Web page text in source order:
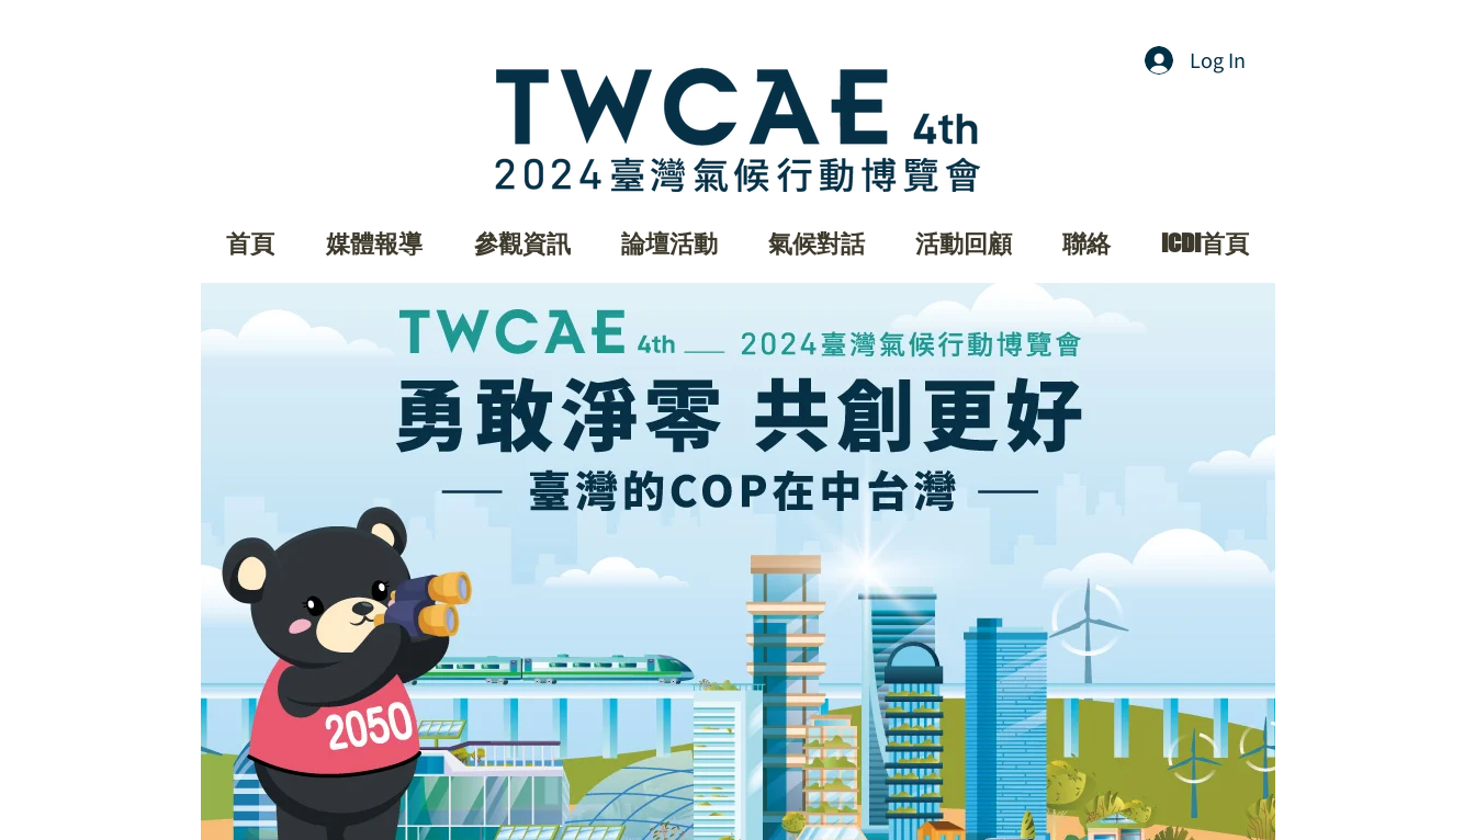
Log In
首頁 媒體報導 參觀資訊 論壇活動 氣候對話 活動回顧 聯絡 ICDI首頁